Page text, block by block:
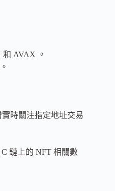
和 AVAX 。
實時關注指定地址交易
鏈上的 NFT 相關數